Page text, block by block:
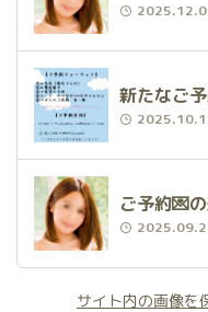
新たなご
ご予約💌
サイト内の画像を